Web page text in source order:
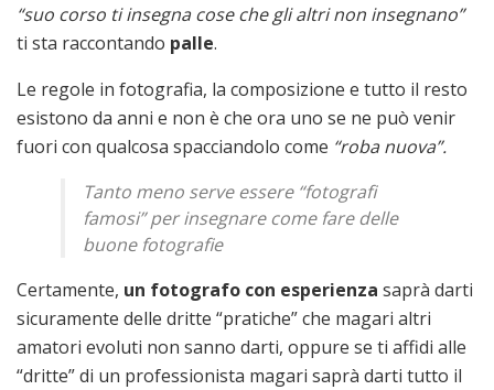
“suo corso ti insegna cose che gli altri non insegnano”
ti sta raccontando palle.
Le regole in fotografia, la composizione e tutto il resto
esistono da anni e non è che ora uno se ne può venir
fuori con qualcosa spacciandolo come “roba nuova”.
Tanto meno serve essere “fotografi
famosi” per insegnare come fare delle
buone fotografie
Certamente, un fotografo con esperienza saprà darti
sicuramente delle dritte “pratiche” che magari altri
amatori evoluti non sanno darti, oppure se ti affidi alle
“dritte” di un professionista magari saprà darti tutto il